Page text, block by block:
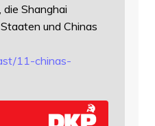
die Shanghai
und Chinas
11-chinas-